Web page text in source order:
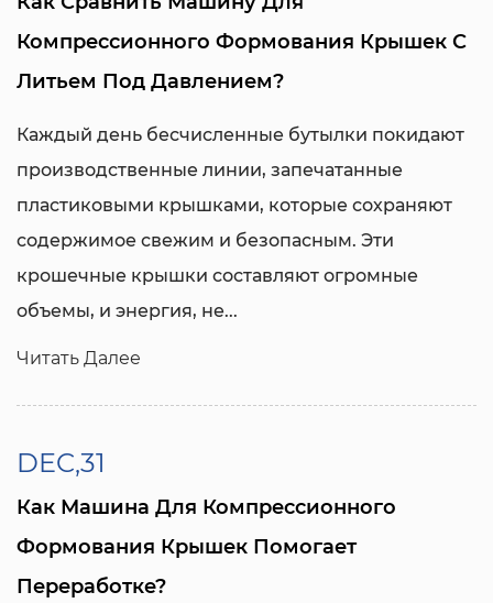
Компрессионного Формования Крышек С
Литьем Под Давлением?
Каждый день бесчисленные бутылки покидают
производственные линии, запечатанные
пластиковыми крышками, которые сохраняют
содержимое свежим и безопасным. Эти
крошечные крышки составляют огромные
объемы, и энергия, не...
Читать Далее
DEC,31
Как Машина Для Компрессионного
Формования Крышек Помогает
Переработке?